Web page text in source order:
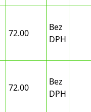
72.00
Bez
DPH
72.00
Bez
DPH